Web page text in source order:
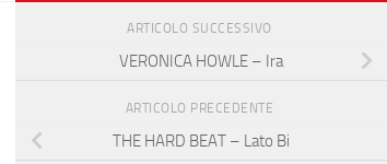
ARTICOLO SUCCESSIVO
VERONICA HOWLE – Ira
ARTICOLO PRECEDENTE
THE HARD BEAT – Lato Bi